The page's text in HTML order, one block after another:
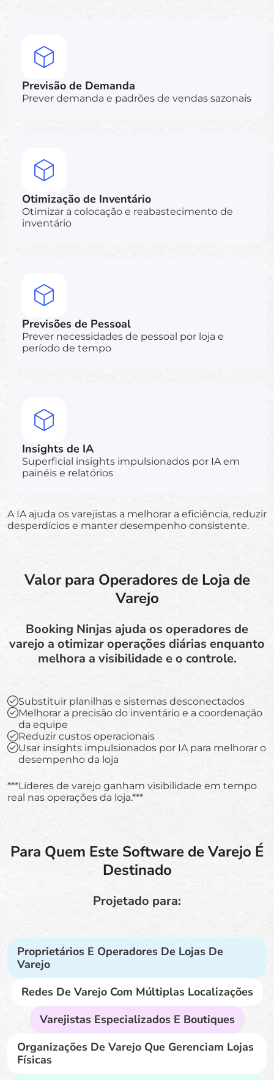
Previsão de Demanda
Prever demanda e padrões de vendas sazonais
Otimização de Inventário
Otimizar a colocação e reabastecimento de
inventário
Previsões de Pessoal
Prever necessidades de pessoal por loja e
período de tempo
Insights de IA
Superficial insights impulsionados por IA em
painéis e relatórios
A IA ajuda os varejistas a melhorar a eficiência, reduzir
desperdícios e manter desempenho consistente.
Valor para Operadores de Loja de
Varejo
Booking Ninjas ajuda os operadores de
varejo a otimizar operações diárias enquanto
melhora a visibilidade e o controle.
Substituir planilhas e sistemas desconectados
Melhorar a precisão do inventário e a coordenação
da equipe
Reduzir custos operacionais
Usar insights impulsionados por IA para melhorar o
desempenho da loja
***Líderes de varejo ganham visibilidade em tempo
real nas operações da loja.***
Para Quem Este Software de Varejo É
Destinado
Projetado para:
Proprietários E Operadores De Lojas De
Varejo
Redes De Varejo Com Múltiplas Localizações
Varejistas Especializados E Boutiques
Organizações De Varejo Que Gerenciam Lojas
Físicas